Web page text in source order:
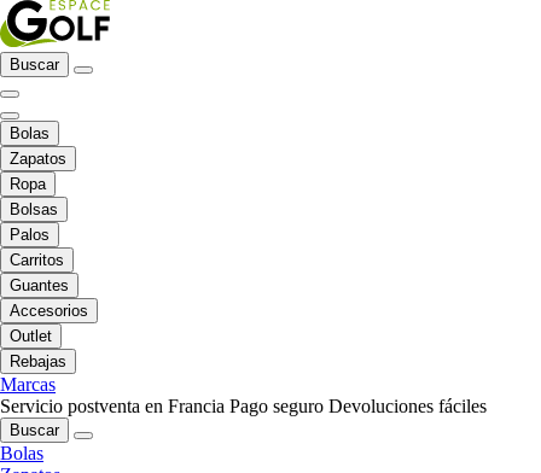
Buscar
Bolas
Zapatos
Ropa
Bolsas
Palos
Carritos
Guantes
Accesorios
Outlet
Rebajas
Marcas
Servicio postventa en Francia Pago seguro Devoluciones fáciles
Buscar
Bolas